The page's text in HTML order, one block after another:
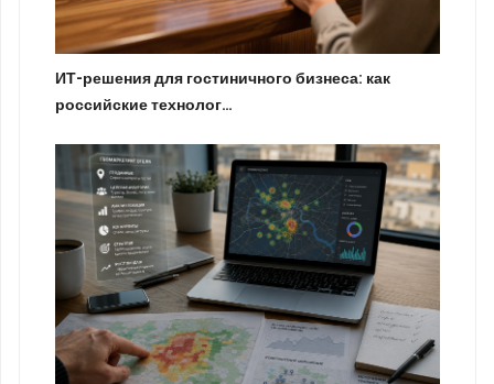
ИТ-решения для гостиничного бизнеса: как
российские технолог…